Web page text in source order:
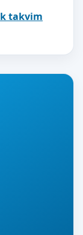
takvim